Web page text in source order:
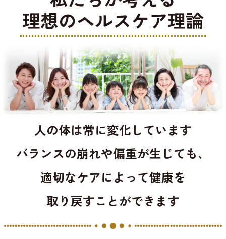
理想のヘルスケア理論
人の体は常に変化しています
バランスの崩れや偏重が生じても、
適切なケアによって健康を
取り戻すことができます